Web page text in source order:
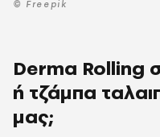
© Freepik
Derma Rolling
ή τζάμπα
μας;